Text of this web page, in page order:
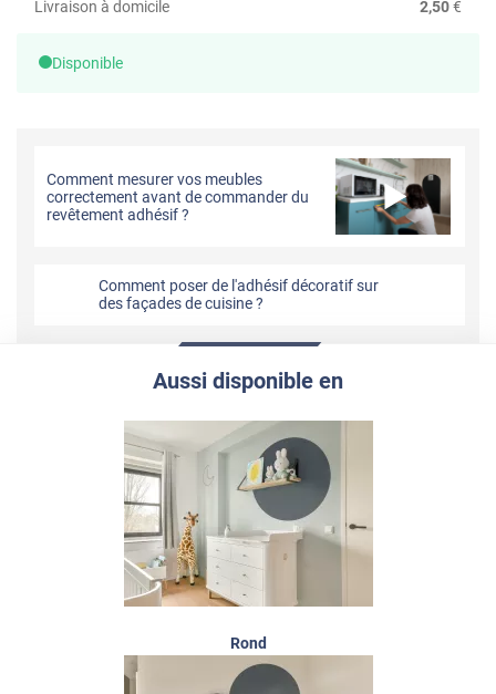
Livraison à domicile
2,50€
Disponible
Comment mesurer vos meubles
correctement avant de commander du
revêtement adhésif ?
Comment poser de l'adhésif décoratif sur
des façades de cuisine ?
Aussi disponible en
Rond